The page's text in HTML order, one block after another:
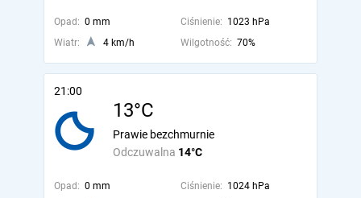
Opad: 0 mm Ciśnienie: 1023 hPa
Wiatr:
4 km/h Wilgotność: 70%
21:00
13°C
Odczuwalna 14°C
Prawie bezchmurnie
Opad: 0 mm Ciśnienie: 1024 hPa